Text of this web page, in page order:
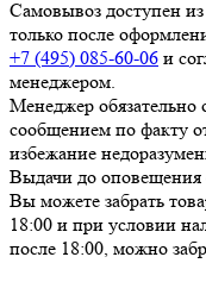
Самовывоз доступен
только после
+7 (495) 085-60-06 и
менеджером.
Менеджер обязательно
сообщением по факту
избежание
Выдачи до оповещения
Вы можете забрать
18:00 и при условии
после 18:00, можно